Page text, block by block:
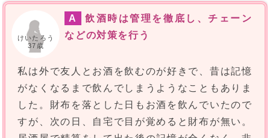
けいたろう
37歳
A
飲酒時は管理を徹底し、チェーン
などの対策を行う
私は外で友人とお酒を飲むのが好きで、昔は記憶
がなくなるまで飲んでしまうようなこともありま
した。財布を落とした日もお酒を飲んでいたので
すが、次の日、自宅で目が覚めると財布が無い。